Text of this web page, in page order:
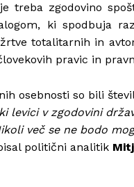
treba zgodovino
ki spodbuja
totalitarnih in
pravic in
osebnosti so bili
levici v zgodovini
več se ne bodo
politični analitik